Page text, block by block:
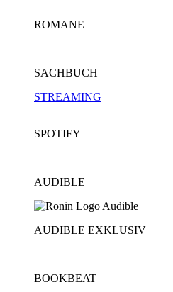
ROMANE
SACHBUCH
STREAMING
SPOTIFY
AUDIBLE
AUDIBLE EXKLUSIV
BOOKBEAT